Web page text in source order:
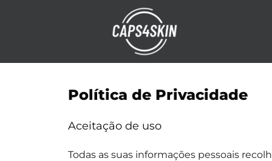
Política de Privacidade
Aceitação de uso
Todas as suas informações pessoais